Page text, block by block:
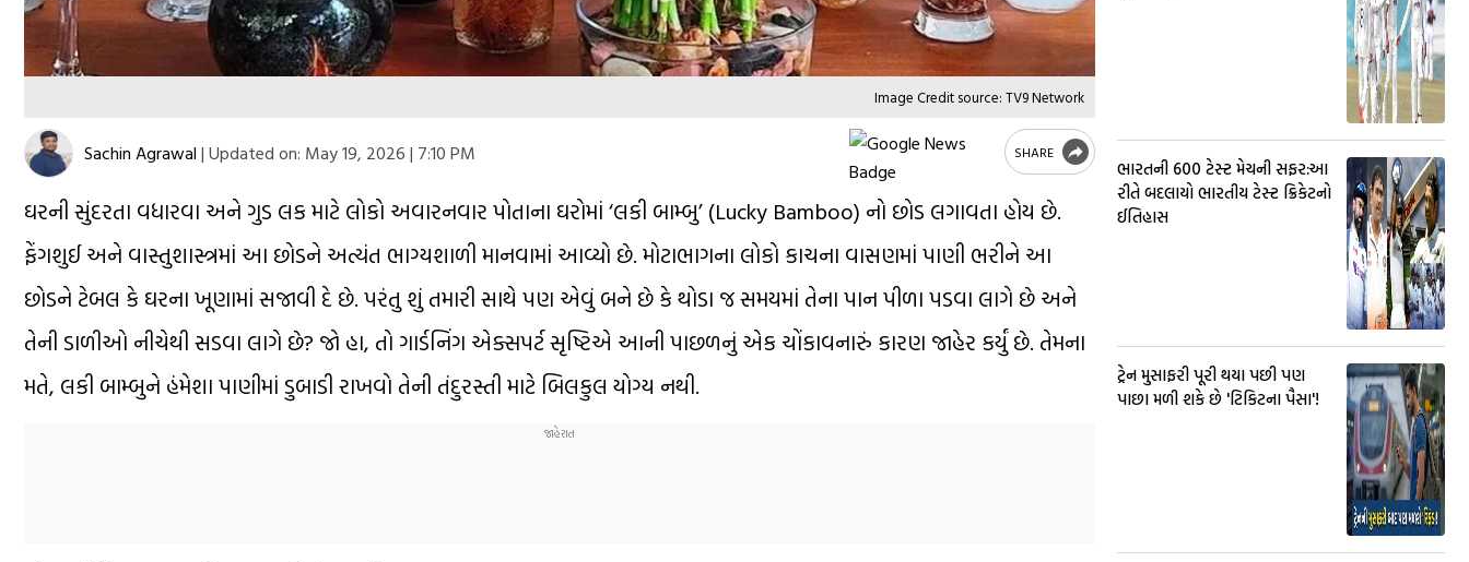
Image Credit source: TV9 Network
Sachin Agrawal | Updated on: May 19, 2026 | 7:10 PM SHARE
ઘરની સુંદરતા વધારવા અને ગુડ લક માટે લોકો અવારનવાર પોતાના ઘરોમાં ‘લકી બામ્બુ’ (Lucky Bamboo) નો છોડ લગાવતા હોય છે.
ફેંગશુઈ અને વાસ્તુશાસ્ત્રમાં આ છોડને અત્યંત ભાગ્યશાળી માનવામાં આવ્યો છે. મોટાભાગના લોકો કાચના વાસણમાં પાણી ભરીને આ
છોડને ટેબલ કે ઘરના ખૂણામાં સજાવી દે છે. પરંતુ શું તમારી સાથે પણ એવું બને છે કે થોડા જ સમયમાં તેના પાન પીળા પડવા લાગે છે અને
તેની ડાળીઓ નીચેથી સડવા લાગે છે? જો હા, તો ગાર્ડનિંગ એક્સપર્ટ સૃષ્ટિએ આની પાછળનું એક ચોંકાવનારું કારણ જાહેર કર્યું છે. તેમના
મતે, લકી બામ્બુને હંમેશા પાણીમાં ડુબાડી રાખવો તેની તંદુરસ્તી માટે બિલકુલ યોગ્ય નથી.
ભારતની 600 ટેસ્ટ મેચની સફર:આ
રીતે બદલાયો ભારતીય ટેસ્ટ ક્રિકેટનો
ઈતિહાસ
ટ્રેન મુસાફરી પૂરી થયા પછી પણ
પાછા મળી શકે છે 'ટિકિટના પૈસા'!